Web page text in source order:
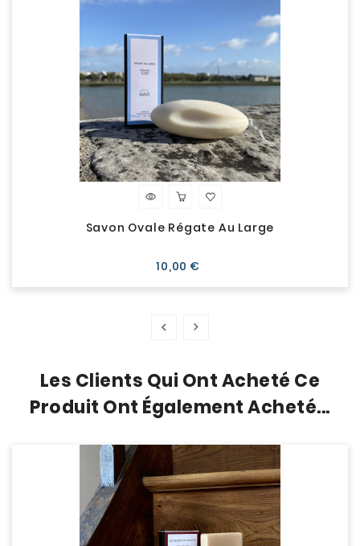
Savon Ovale Régate Au Large
10,00 €
Les Clients Qui Ont Acheté Ce
Produit Ont Également Acheté...